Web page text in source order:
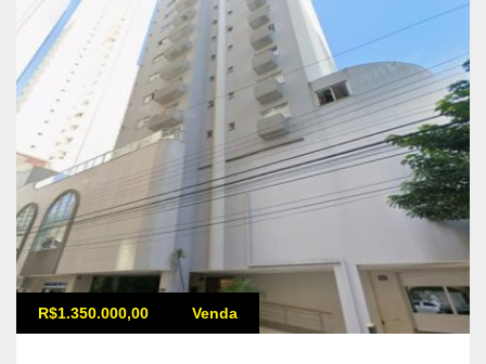
R$1.350.000,00 Venda